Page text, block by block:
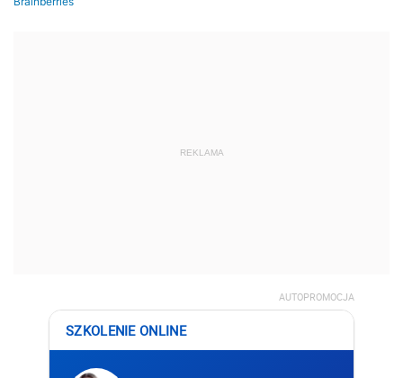
REKLAMA
AUTOPROMOCJA
SZKOLENIE ONLINE